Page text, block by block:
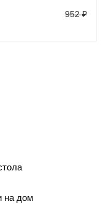
952 ₽
на дом